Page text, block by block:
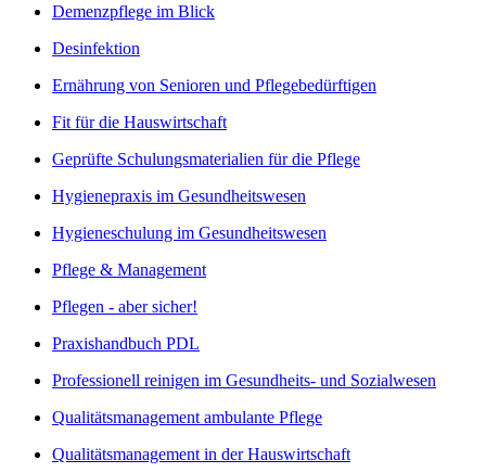
Demenzpflege im Blick
Desinfektion
Ernährung von Senioren und Pflegebedürftigen
Fit für die Hauswirtschaft
Geprüfte Schulungsmaterialien für die Pflege
Hygienepraxis im Gesundheitswesen
Hygieneschulung im Gesundheitswesen
Pflege & Management
Pflegen - aber sicher!
Praxishandbuch PDL
Professionell reinigen im Gesundheits- und Sozialwesen
Qualitätsmanagement ambulante Pflege
Qualitätsmanagement in der Hauswirtschaft